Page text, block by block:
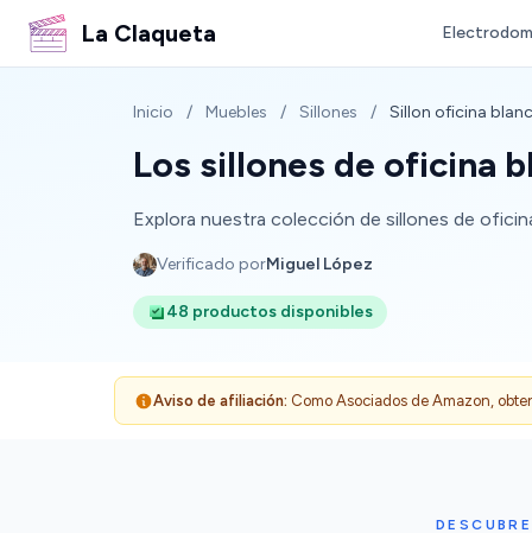
La Claqueta
Inicio / Muebles / Sillones / Sillon oficina
Los sillones de oficina
Explora nuestra colección de sillones de
Verificado porMiguel López
48 productos disponibles
Aviso de afiliación: Como Asociados de Amazon,